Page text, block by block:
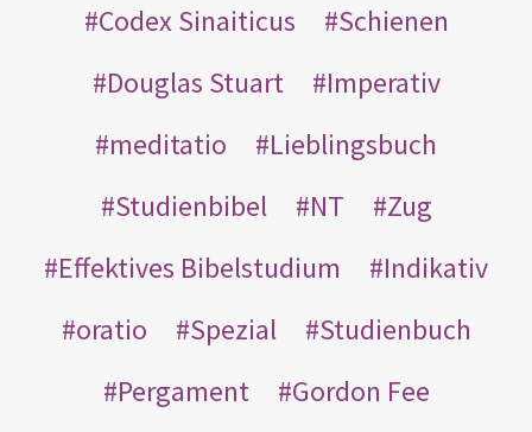
Codex Sinaiticus
Schienen
Douglas Stuart
Imperativ
meditatio
Lieblingsbuch
Studienbibel
NT
Zug
Effektives Bibelstudium
Indikativ
oratio
Spezial
Studienbuch
Pergament
Gordon Fee